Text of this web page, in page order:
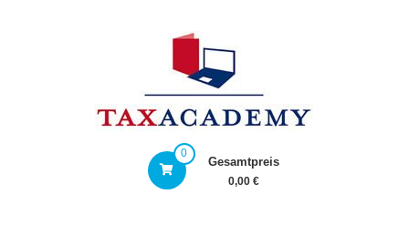
0
Gesamtpreis
0,00 €